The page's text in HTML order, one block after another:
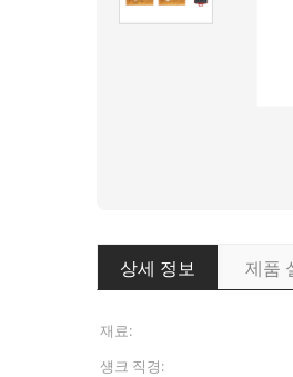
상세 정보 제품
재료:
섕크 직경: